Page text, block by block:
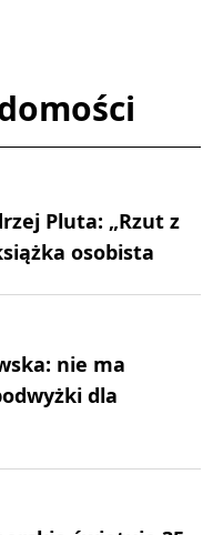
Pluta: „Rzut z
osobista
nie ma
dla